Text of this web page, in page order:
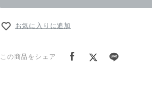
お気に入りに追加
この商品をシェア